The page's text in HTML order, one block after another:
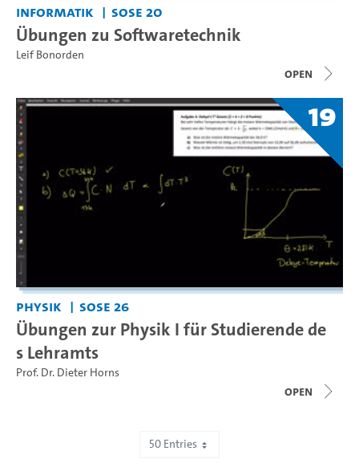
Informatik SoSe 20
Übungen zu Softwaretechnik
Leif Bonorden
open
19
Physik SoSe 26
Übungen zur Physik I für Studierende de
s Lehramts
Prof. Dr. Dieter Horns
open
50 Entries